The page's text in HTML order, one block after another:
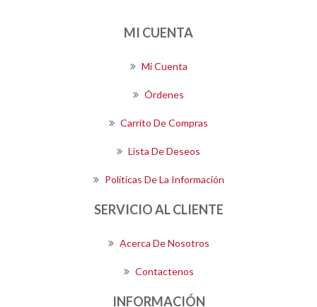
MI CUENTA
Mi Cuenta
Órdenes
Carrito De Compras
Lista De Deseos
Políticas De La Información
SERVICIO AL CLIENTE
Acerca De Nosotros
Contactenos
INFORMACIÓN